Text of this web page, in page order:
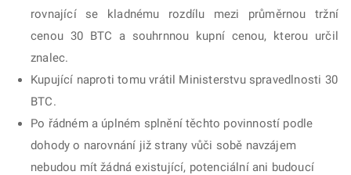
rovnající se kladnému rozdílu mezi průměrnou tržní
cenou 30 BTC a souhrnnou kupní cenou, kterou určil
znalec.
Kupující naproti tomu vrátil Ministerstvu spravedlnosti 30
BTC.
Po řádném a úplném splnění těchto povinností podle
dohody o narovnání již strany vůči sobě navzájem
nebudou mít žádná existující, potenciální ani budoucí